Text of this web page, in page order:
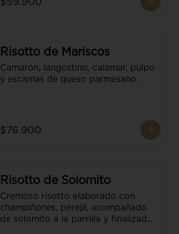
$59.900
Risotto de Mariscos
Camarón, langostino, calamar, pulpo
y escamas de queso parmesano.
$76.900
Risotto de Solomito
Cremoso risotto elaborado con
champiñones, perejil, acompañado
de solomito a la parrilla y finalizado